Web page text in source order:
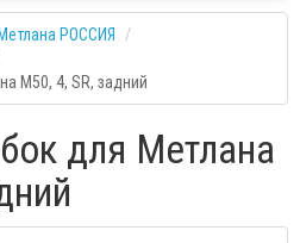
Метлана РОССИЯ
М50, 4, SR, задний
для Метлана